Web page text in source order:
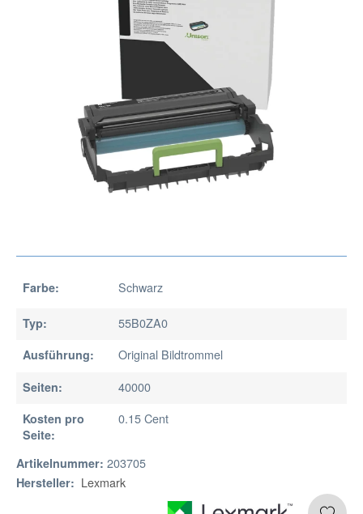
Farbe: Schwarz
Typ: 55B0ZA0
Ausführung: Original Bildtrommel
Seiten: 40000
Kosten pro
Seite:
0.15 Cent
Artikelnummer: 203705
Hersteller: Lexmark